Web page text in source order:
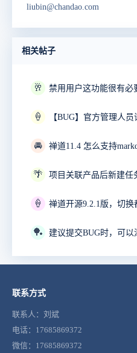
liubin@chandao.com
相关帖子
🥂 禁用用户这功能很有必
🍦
🚘 禅道11.4 怎么支持
🌴 项目关联产品后新建任
🍦 禅道开源9.2.1版，切
🏓 建议提交BUG时，可
联系方式
联系人：刘斌
电话：17685869372
微信：17685869372